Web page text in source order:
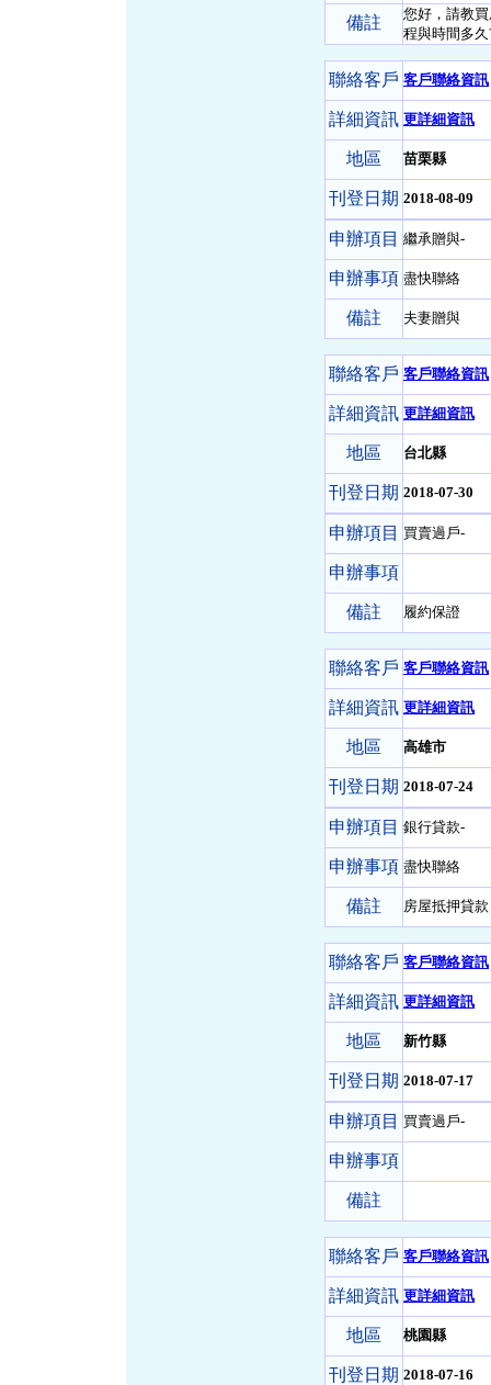
備註
您好，請教
程與時間多
聯絡客戶 客戶聯絡資訊
詳細資訊 更詳細資訊
地區 苗栗縣
刊登日期 2018-08-09
申辦項目 繼承贈與-
申辦事項 盡快聯絡
備註 夫妻贈與
聯絡客戶 客戶聯絡資訊
詳細資訊 更詳細資訊
地區 台北縣
刊登日期 2018-07-30
申辦項目 買賣過戶-
申辦事項
備註 履約保證
聯絡客戶 客戶聯絡資訊
詳細資訊 更詳細資訊
地區 高雄市
刊登日期 2018-07-24
申辦項目 銀行貸款-
申辦事項 盡快聯絡
備註 房屋抵押貸款
聯絡客戶 客戶聯絡資訊
詳細資訊 更詳細資訊
地區 新竹縣
刊登日期 2018-07-17
申辦項目 買賣過戶-
申辦事項
備註
聯絡客戶 客戶聯絡資訊
詳細資訊 更詳細資訊
地區 桃園縣
刊登日期 2018-07-16